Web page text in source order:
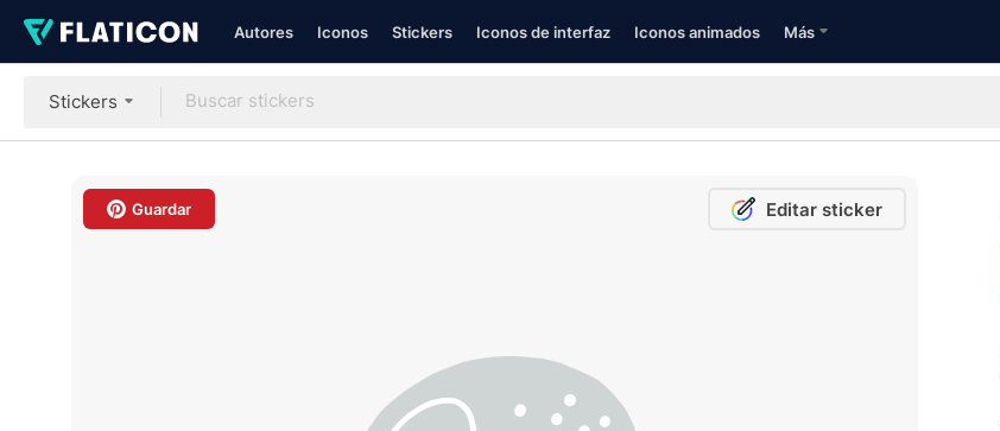
Autores Iconos Stickers Iconos de interfaz Iconos animados Más
Stickers
Guardar Editar sticker